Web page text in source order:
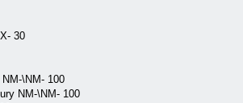
30
\NM- 100
NM-\NM- 100